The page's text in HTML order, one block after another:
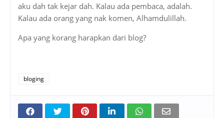
aku dah tak kejar dah. Kalau ada pembaca, adalah.
Kalau ada orang yang nak komen, Alhamdulillah.
Apa yang korang harapkan dari blog?
bloging